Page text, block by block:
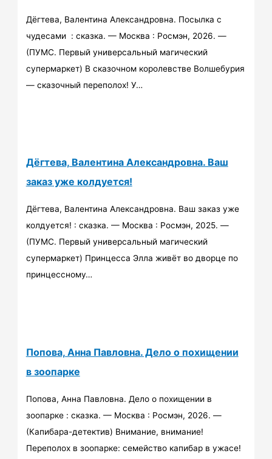
Дёгтева, Валентина Александровна. Посылка с
чудесами : сказка. — Москва : Росмэн, 2026. —
(ПУМС. Первый универсальный магический
супермаркет) В сказочном королевстве Волшебурия
— сказочный переполох! У…
Дёгтева, Валентина Александровна. Ваш
заказ уже колдуется!
Дёгтева, Валентина Александровна. Ваш заказ уже
колдуется! : сказка. — Москва : Росмэн, 2025. —
(ПУМС. Первый универсальный магический
супермаркет) Принцесса Элла живёт во дворце по
принцессному…
Попова, Анна Павловна. Дело о похищении
в зоопарке
Попова, Анна Павловна. Дело о похищении в
зоопарке : сказка. — Москва : Росмэн, 2026. —
(Капибара-детектив) Внимание, внимание!
Переполох в зоопарке: семейство капибар в ужасе!